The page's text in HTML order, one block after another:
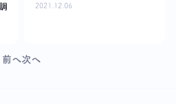
2021.12.06
前へ次へ